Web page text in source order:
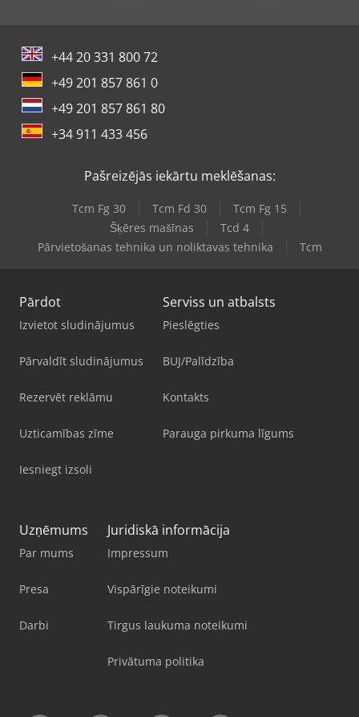
+44 20 331 800 72
+49 201 857 861 0
+49 201 857 861 80
+34 911 433 456
Pašreizējās iekārtu meklēšanas:
Tcm Fg 30 Tcm Fd 30
Tcm Fg 15
Šķēres mašīnas
Tcd 4
Pārvietošanas tehnika un noliktavas tehnika
Tcm
Pārdot
Izvietot sludinājumus
Pārvaldīt sludinājumus
Rezervēt reklāmu
Uzticamības zīme
Iesniegt izsoli
Serviss un atbalsts
Pieslēgties
BUJ/Palīdzība
Kontakts
Parauga pirkuma līgums
Uzņēmums
Par mums
Presa
Darbi
Juridiskā informācija
Impressum
Vispārīgie noteikumi
Tirgus laukuma noteikumi
Privātuma politika